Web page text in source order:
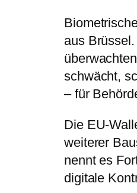
aus
schwächt,
– für
Die EU-
weiterer
nennt es
digitale